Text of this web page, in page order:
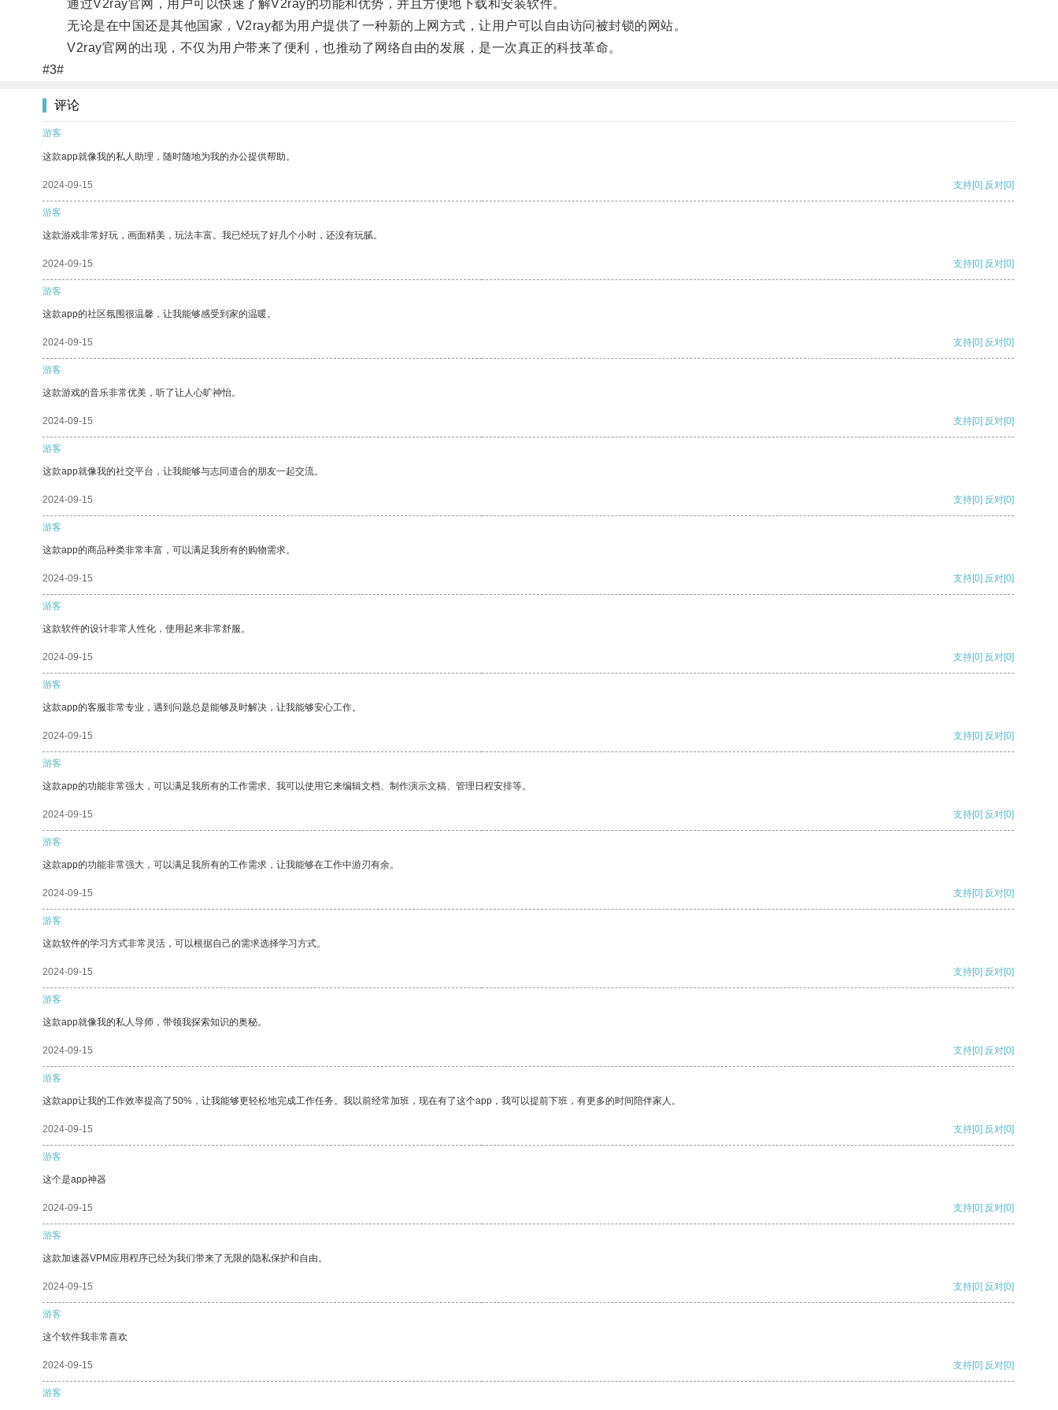
通过V2ray官网，用户可以快速了解V2ray的功能和优势，并且方便地下载和安装软件。
无论是在中国还是其他国家，V2ray都为用户提供了一种新的上网方式，让用户可以自由访问被封锁的网站。
V2ray官网的出现，不仅为用户带来了便利，也推动了网络自由的发展，是一次真正的科技革命。
#3#
评论
游客
这款app就像我的私人助理，随时随地为我的办公提供帮助。
2024-09-15 支持[0] 反对[0]
游客
这款游戏非常好玩，画面精美，玩法丰富。我已经玩了好几个小时，还没有玩腻。
2024-09-15 支持[0] 反对[0]
游客
这款app的社区氛围很温馨，让我能够感受到家的温暖。
2024-09-15 支持[0] 反对[0]
游客
这款游戏的音乐非常优美，听了让人心旷神怡。
2024-09-15 支持[0] 反对[0]
游客
这款app就像我的社交平台，让我能够与志同道合的朋友一起交流。
2024-09-15 支持[0] 反对[0]
游客
这款app的商品种类非常丰富，可以满足我所有的购物需求。
2024-09-15 支持[0] 反对[0]
游客
这款软件的设计非常人性化，使用起来非常舒服。
2024-09-15 支持[0] 反对[0]
游客
这款app的客服非常专业，遇到问题总是能够及时解决，让我能够安心工作。
2024-09-15 支持[0] 反对[0]
游客
这款app的功能非常强大，可以满足我所有的工作需求。我可以使用它来编辑文档、制作演示文稿、管理日程安排等。
2024-09-15 支持[0] 反对[0]
游客
这款app的功能非常强大，可以满足我所有的工作需求，让我能够在工作中游刃有余。
2024-09-15 支持[0] 反对[0]
游客
这款软件的学习方式非常灵活，可以根据自己的需求选择学习方式。
2024-09-15 支持[0] 反对[0]
游客
这款app就像我的私人导师，带领我探索知识的奥秘。
2024-09-15 支持[0] 反对[0]
游客
这款app让我的工作效率提高了50%，让我能够更轻松地完成工作任务。我以前经常加班，现在有了这个app，我可以提前下班，有更多的时间陪伴家人。
2024-09-15 支持[0] 反对[0]
游客
这个是app神器
2024-09-15 支持[0] 反对[0]
游客
这款加速器VPM应用程序已经为我们带来了无限的隐私保护和自由。
2024-09-15 支持[0] 反对[0]
游客
这个软件我非常喜欢
2024-09-15 支持[0] 反对[0]
游客